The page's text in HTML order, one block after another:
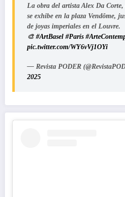
La obra del artista Alex Da
se exhibe en la plaza Vendôme,
de joyas imperiales en el Louvre.
🎨 #ArtBasel #París
pic.twitter.com/WY6vVj1OYi
— Revista PODER
2025